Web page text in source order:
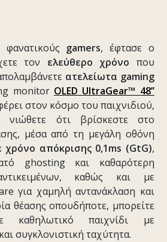
gamers, έφτασε ο
τον ελεύθερο χρόνο που
ατελείωτα gaming
monitor OLED UltraGear™ 48’’
στον κόσμο του παιχνιδιού,
ότι βρίσκεστε στο
μέσα από τη μεγάλη οθόνη
χρόνο απόκρισης 0,1ms (GtG),
ghosting και καθαρότερη
καθώς και με
για χαμηλή αντανάκλαση και
θέασης οπουδήποτε, μπορείτε
καθηλωτικό παιχνίδι με
συγκλονιστική ταχύτητα.